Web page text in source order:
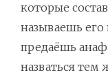
которые
называешь
предаёшь
назваться